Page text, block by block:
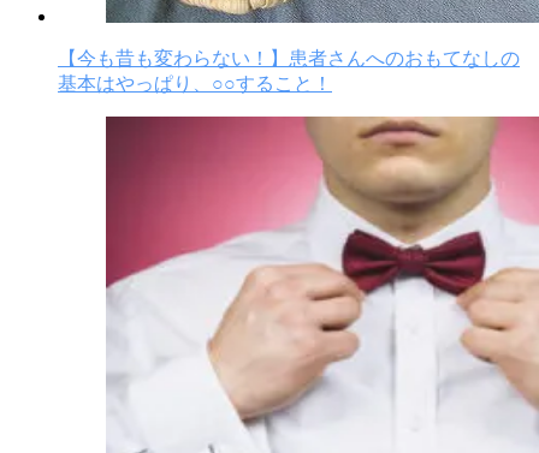
【今も昔も変わらない！】患者さんへのおもてなしの
基本はやっぱり、○○すること！